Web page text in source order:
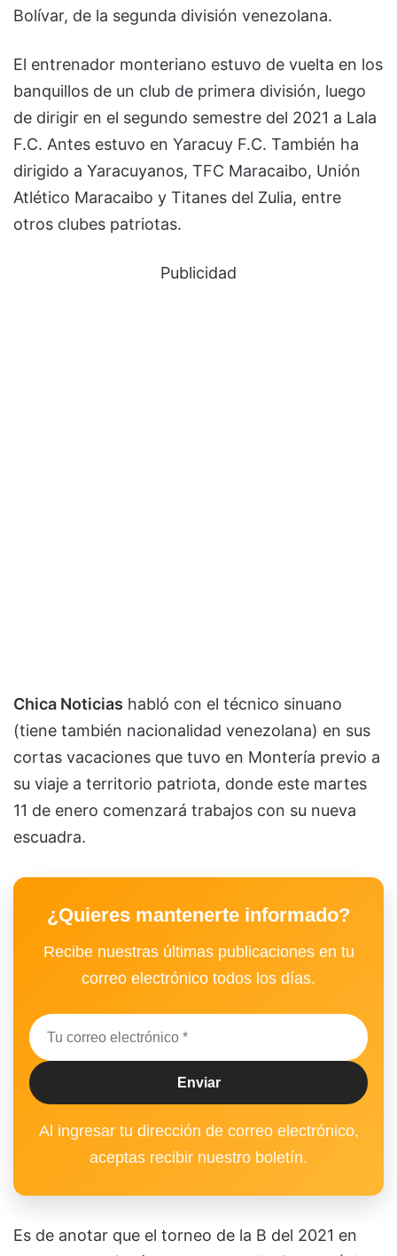
Bolívar, de la segunda división venezolana.
El entrenador monteriano estuvo de vuelta en los
banquillos de un club de primera división, luego
de dirigir en el segundo semestre del 2021 a Lala
F.C. Antes estuvo en Yaracuy F.C. También ha
dirigido a Yaracuyanos, TFC Maracaibo, Unión
Atlético Maracaibo y Titanes del Zulia, entre
otros clubes patriotas.
Publicidad
Chica Noticias habló con el técnico sinuano
(tiene también nacionalidad venezolana) en sus
cortas vacaciones que tuvo en Montería previo a
su viaje a territorio patriota, donde este martes
11 de enero comenzará trabajos con su nueva
escuadra.
¿Quieres mantenerte informado?
Recibe nuestras últimas publicaciones en tu
correo electrónico todos los días.
Al ingresar tu dirección de correo electrónico,
aceptas recibir nuestro boletín.
Es de anotar que el torneo de la B del 2021 en